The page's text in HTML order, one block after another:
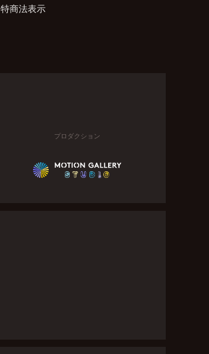
特商法表示
プロダクション